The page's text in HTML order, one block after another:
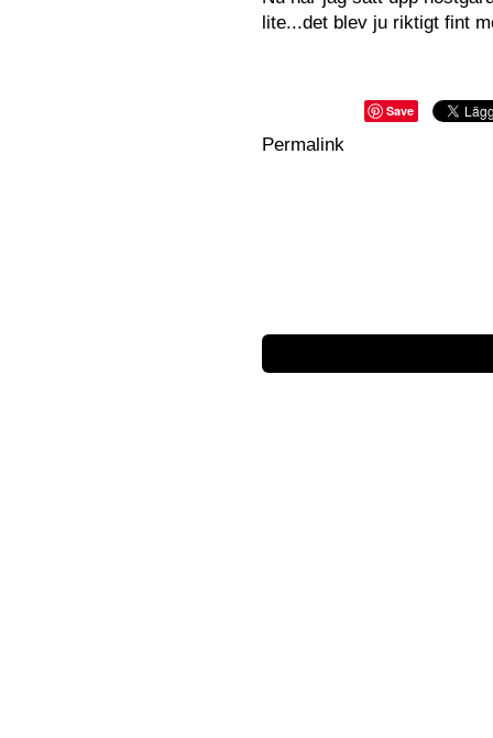
lite...det blev ju riktigt fint
Save
Permalink